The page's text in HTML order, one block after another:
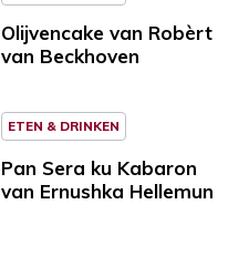
Olijvencake van Robèrt
van Beckhoven
ETEN & DRINKEN
Pan Sera ku Kabaron
van Ernushka Hellemun